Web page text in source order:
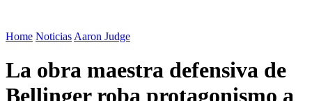
Home Noticias Aaron Judge
La obra maestra defensiva de
Bellinger roba protagonismo a